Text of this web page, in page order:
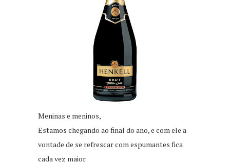
Meninas e meninos,
Estamos chegando ao final do ano, e com ele a
vontade de se refrescar com espumantes fica
cada vez maior.